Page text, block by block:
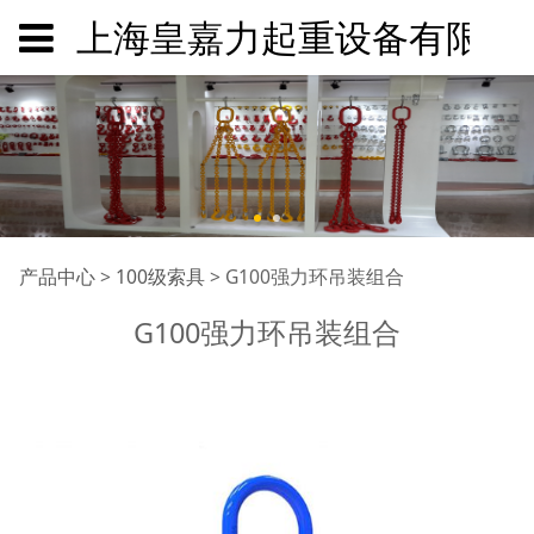
上海皇嘉力起重设备有限公
G100强力环吊装组合
产品中心> 100级索具> G100强力环吊装组合
G100强力环吊装组合